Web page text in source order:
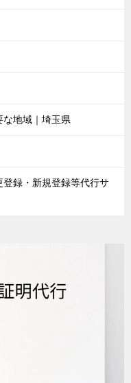
な地域｜埼玉県
録・新規登録等代行サ